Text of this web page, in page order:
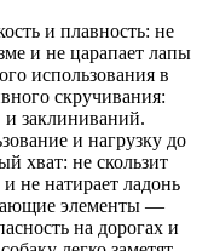
и плавность: не
и не царапает лапы
использования в
скручивания:
и заклиниваний.
и нагрузку до
хват: не скользит
не натирает ладонь
элементы —
на дорогах и